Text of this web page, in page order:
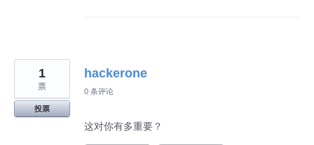
hackerone
1
票
投票
0 条评论
这对你有多重要？